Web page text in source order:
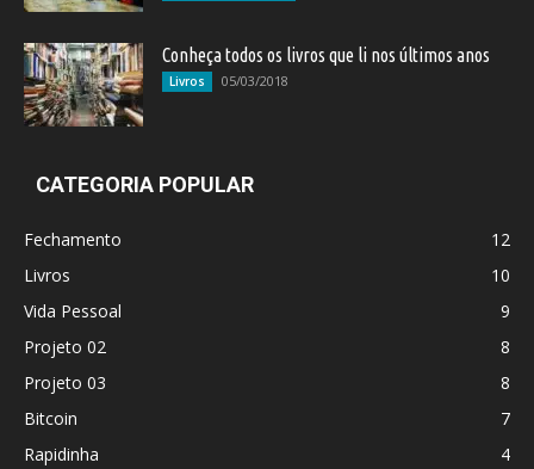
Conheça todos os livros que li nos últimos anos
Livros 05/03/2018
CATEGORIA POPULAR
Fechamento
12
Livros
10
Vida Pessoal
9
Projeto 02
8
Projeto 03
8
Bitcoin
7
Rapidinha
4